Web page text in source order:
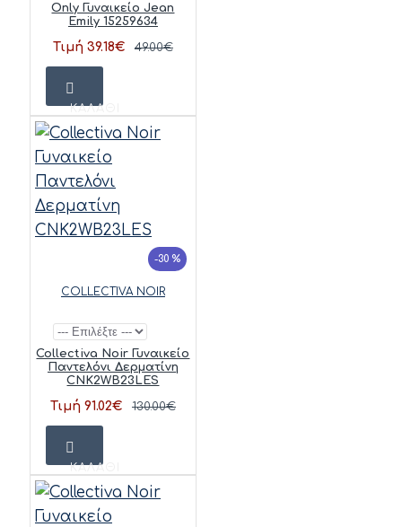
Only Γυναικείο Jean
Emily 15259634
Τιμή 39.18€ 49.00€
ΚΑΛΆΘΙ
-30 %
COLLECTIVA NOIR
Collectiva Noir Γυναικείο
Παντελόνι Δερματίνη
CNK2WB23LES
Τιμή 91.02€ 130.00€
ΚΑΛΆΘΙ